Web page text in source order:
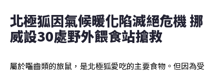
北極狐因氣候暖化陷滅絕危機 挪
威設30處野外餵食站搶救
屬於囓齒類的旅鼠，是北極狐愛吃的主要食物。但因為受